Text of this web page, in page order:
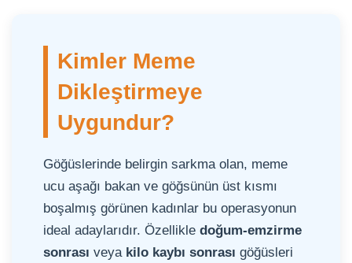
Kimler Meme
Dikleştirmeye
Uygundur?
Göğüslerinde belirgin sarkma olan, meme
ucu aşağı bakan ve göğsünün üst kısmı
boşalmış görünen kadınlar bu operasyonun
ideal adaylarıdır. Özellikle doğum-emzirme
sonrası veya kilo kaybı sonrası göğüsleri